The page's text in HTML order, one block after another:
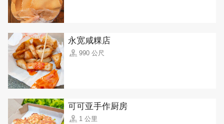
永宽咸粿店
990 公尺
可可亚手作厨房
1 公里